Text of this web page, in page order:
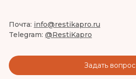
Почта: info@restikapro.ru
Telegram: @RestiKapro
Задать вопрос